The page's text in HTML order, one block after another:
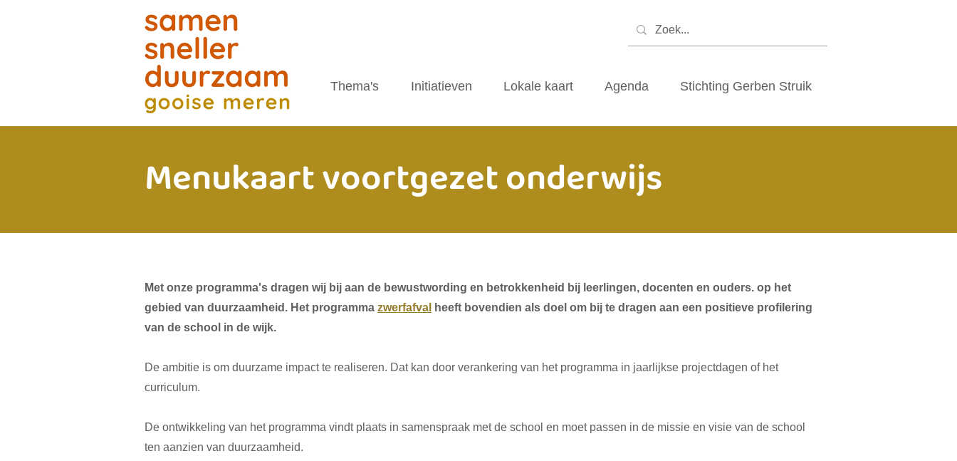
Thema's Initiatieven Lokale kaart Agenda Stichting Gerben Struik
Menukaart voortgezet onderwijs
Met onze programma's dragen wij bij aan de bewustwording en betrokkenheid bij leerlingen, docenten en ouders. op het
gebied van duurzaamheid. Het programma zwerfafval
heeft bovendien als doel om bij te dragen aan een positieve profilering
van de school in de wijk.
De ambitie is om duurzame impact te realiseren. Dat kan door verankering van het programma in jaarlijkse projectdagen of het
curriculum.
De ontwikkeling van het programma vindt plaats in samenspraak met de school en moet passen in de missie en visie van de school
ten aanzien van duurzaamheid.